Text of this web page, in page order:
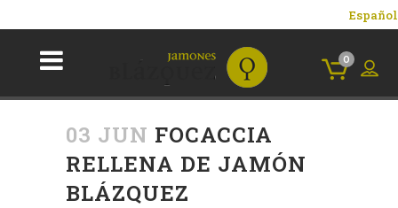
Español
0
03 JUN FOCACCIA
RELLENA DE JAMÓN
BLÁZQUEZ